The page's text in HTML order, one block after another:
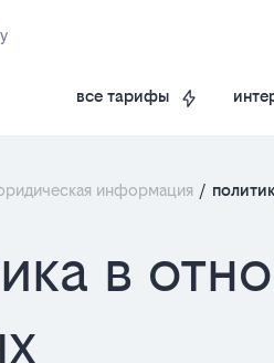
все тарифы
информация /
в